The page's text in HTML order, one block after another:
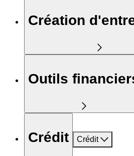
Création
Outils
Crédit Crédit